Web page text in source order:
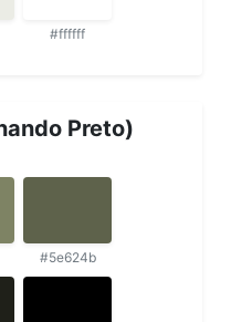
#ffffff
Preto)
#5e624b